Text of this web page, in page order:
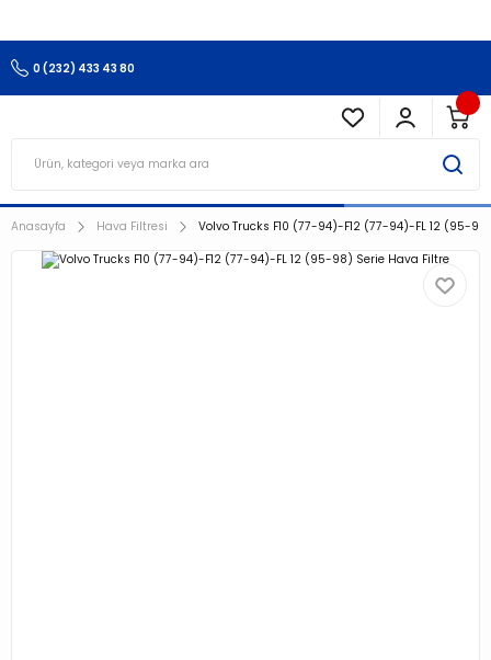
0 (232) 433 43 80
Anasayfa Hava Filtresi Volvo Trucks F10 (77-94)-F12 (77-94)-FL 12 (95-